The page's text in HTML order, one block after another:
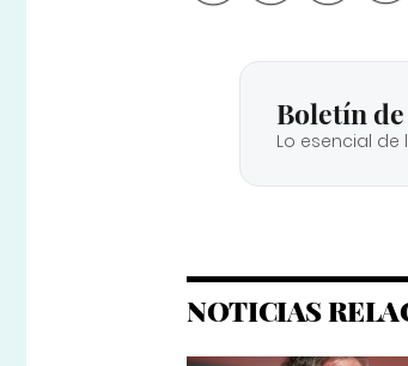
Boletín
Lo esencial
NOTICIAS